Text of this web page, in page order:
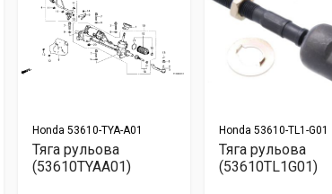
Honda 53610-TYA-A01
Тяга рульова
(53610TYAA01)
Honda 53610-TL1-G01
Тяга рульова
(53610TL1G01)